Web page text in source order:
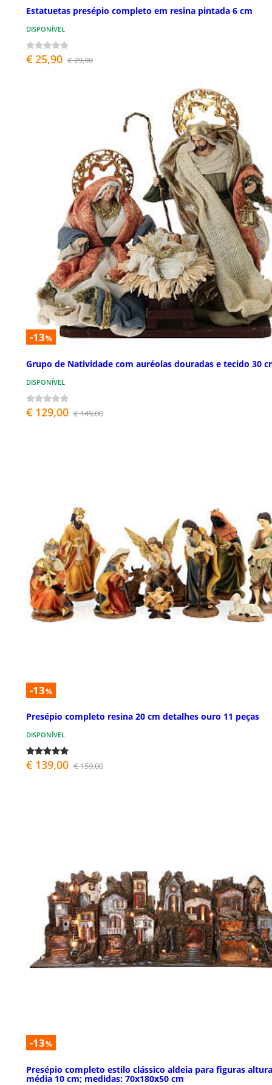
Estatuetas presépio completo em resina pintada 6 cm
DISPONÍVEL
€ 25,90 € 29,90
-13%
Grupo de Natividade com auréolas douradas e tecido 30
DISPONÍVEL
€ 129,00 € 149,00
-13%
Presépio completo resina 20 cm detalhes ouro 11 peças
DISPONÍVEL
€ 139,00 € 159,00
-13%
Presépio completo estilo clássico aldeia para figuras altura
média 10 cm; medidas: 70x180x50 cm